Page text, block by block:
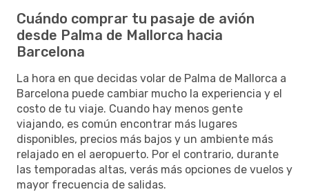
Cuándo comprar tu pasaje de avión
desde Palma de Mallorca hacia
Barcelona
La hora en que decidas volar de Palma de Mallorca a
Barcelona puede cambiar mucho la experiencia y el
costo de tu viaje. Cuando hay menos gente
viajando, es común encontrar más lugares
disponibles, precios más bajos y un ambiente más
relajado en el aeropuerto. Por el contrario, durante
las temporadas altas, verás más opciones de vuelos y
mayor frecuencia de salidas.